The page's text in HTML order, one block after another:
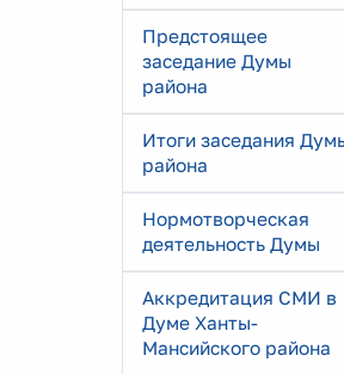
Предстоящее
заседание Думы
района
Итоги заседания
района
Нормотворческая
деятельность Думы
Аккредитация СМИ в
Думе Ханты-
Мансийского района